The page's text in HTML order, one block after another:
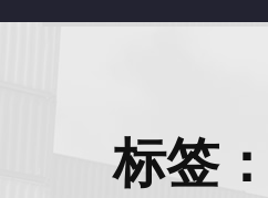
标签：